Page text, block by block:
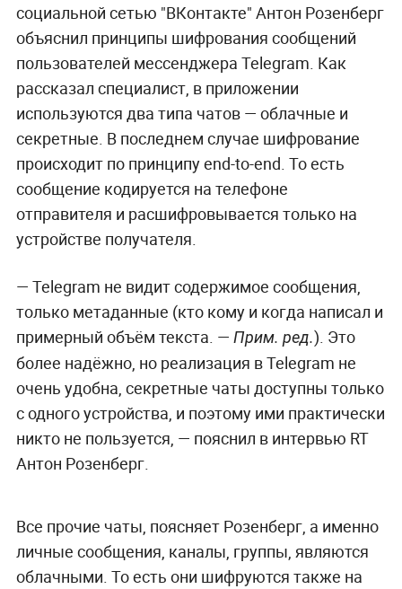
социальной сетью "ВКонтакте" Антон Розенберг
объяснил принципы шифрования сообщений
пользователей мессенджера Telegram. Как
рассказал специалист, в приложении
используются два типа чатов — облачные и
секретные. В последнем случае шифрование
происходит по принципу end-to-end. То есть
сообщение кодируется на телефоне
отправителя и расшифровывается только на
устройстве получателя.
— Telegram не видит содержимое сообщения,
только метаданные (кто кому и когда написал и
примерный объём текста. — Прим. ред.). Это
более надёжно, но реализация в Telegram не
очень удобна, секретные чаты доступны только
с одного устройства, и поэтому ими практически
никто не пользуется, — пояснил в интервью RT
Антон Розенберг.
Все прочие чаты, поясняет Розенберг, а именно
личные сообщения, каналы, группы, являются
облачными. То есть они шифруются также на